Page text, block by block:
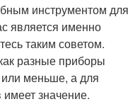
инструментом для
является именно
таким советом.
разные приборы
меньше, а для
значение.